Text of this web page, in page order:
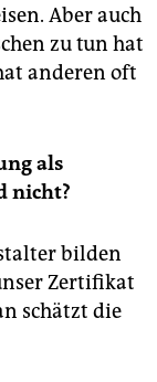
Aber auch
zu tun hat
anderen oft
als
nicht?
bilden
Zertifikat
schätzt die